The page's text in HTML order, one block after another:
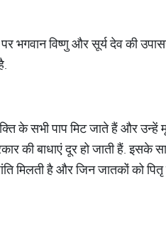
भगवान विष्णु और सूर्य देव की
के सभी पाप मिट जाते हैं और उन्हें
की बाधाएं दूर हो जाती हैं. इसके
मिलती है और जिन जातकों को पितृ